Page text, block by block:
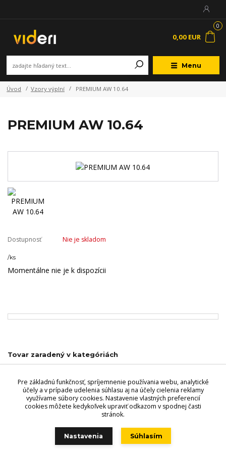
Menu
0
0,00 EUR
Úvod Vzory výplní PREMIUM AW 10.64
PREMIUM AW 10.64
Dostupnosť Nie je skladom
/ks
Momentálne nie je k dispozícii
Tovar zaradený v kategóriách
Ostatné výplne
Videri s.r.o., Lúčna 32, 900 01 Modra. Predajňa - Štefánikova 69,
900 01 Modra, Tel.: +421 949 353 848, +421 944 045 358,
POZOR ZMENA OTVÁRACÍCH HODÍN!!!
Pre základnú funkčnosť, spríjemnenie používania webu, analytické
účely a v prípade udelenia súhlasu aj na účely cielenia reklamy
využívame súbory cookies. Nastavenie vlastných preferencií
cookies môžete kedykoľvek upraviť odkazom v spodnej časti
stránok.
Nastavenia Súhlasím